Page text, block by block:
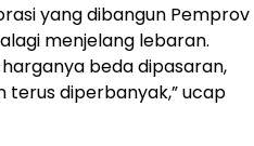
yang dibangun Pemprov
menjelang lebaran.
beda dipasaran,
diperbanyak,” ucap